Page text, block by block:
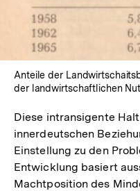
Anteile der
der landwirtschaftlichen
Diese intransigente
innerdeutschen
Einstellung zu den
Entwicklung basiert
Machtposition des